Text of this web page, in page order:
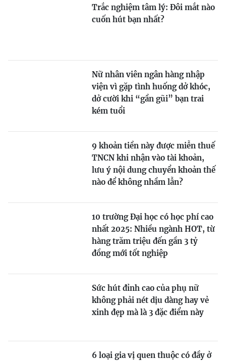
Trắc nghiệm tâm lý: Đôi mắt nào
cuốn hút bạn nhất?
Nữ nhân viên ngân hàng nhập
viện vì gặp tình huống dở khóc,
dở cười khi “gần gũi” bạn trai
kém tuổi
9 khoản tiền này được miễn thuế
TNCN khi nhận vào tài khoản,
lưu ý nội dung chuyển khoản thế
nào để không nhầm lẫn?
10 trường Đại học có học phí cao
nhất 2025: Nhiều ngành HOT, từ
hàng trăm triệu đến gần 3 tỷ
đồng mới tốt nghiệp
Sức hút đỉnh cao của phụ nữ
không phải nét dịu dàng hay vẻ
xinh đẹp mà là 3 đặc điểm này
6 loại gia vị quen thuộc có đầy ở